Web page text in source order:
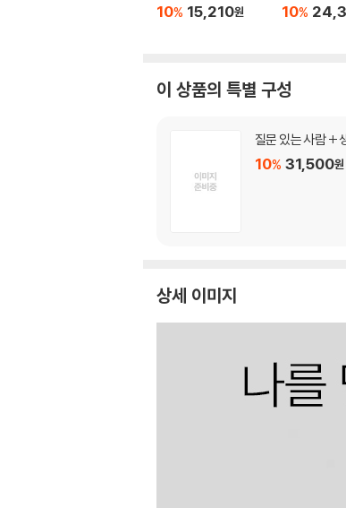
10% 15,210원 10%
이 상품의 특별 구성
질문 있는 사람 +
10% 31,500원
상세 이미지